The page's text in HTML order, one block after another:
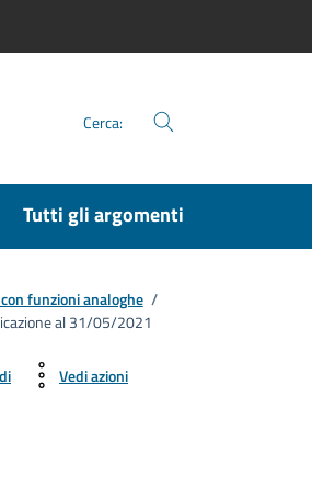
Cerca:
Tutti gli argomenti
funzioni analoghe /
al 31/05/2021
Vedi azioni